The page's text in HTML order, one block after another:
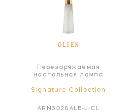
OLSEN
Перезаряжаемая
настольная лампа
Signature Collection
ARN3028ALB-L-CL